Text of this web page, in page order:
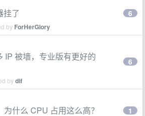
挂了
by ForHerGlory
6
IP 被墙，专业版有更好的
bydif
6
什么 CPU 占用这么高？ 1